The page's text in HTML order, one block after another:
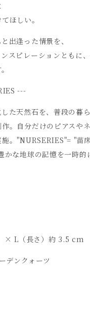
ほしい。
出逢った情景を、
スピレーションともに
---
た天然石を、普段の暮
。自分だけのピアスや
。"NURSERIES"= "苗
かな地球の記憶を一時的
L（長さ）約 3.5 cm
ンクォーツ